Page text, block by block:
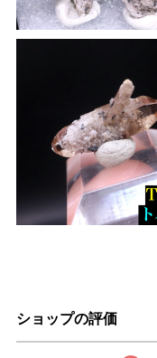
ショップの評価